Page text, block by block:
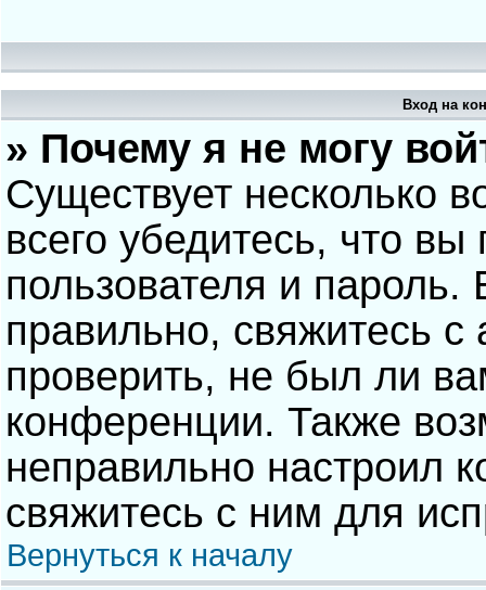
Вход на
» Почему я не могу
Существует несколько
всего убедитесь, что
пользователя и
правильно, свяжитесь
проверить, не был ли
конференции. Также
неправильно настроил
свяжитесь с ним для
Вернуться к началу